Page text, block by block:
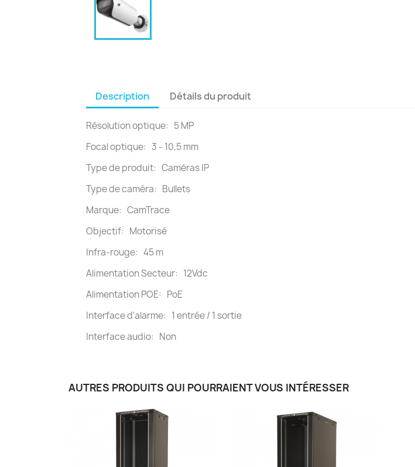
Description Détails du produit
Résolution optique: 5 MP
Focal optique: 3 - 10,5 mm
Type de produit: Caméras IP
Type de caméra: Bullets
Marque: CamTrace
Objectif: Motorisé
Infra-rouge: 45 m
Alimentation Secteur: 12Vdc
Alimentation POE: PoE
Interface d'alarme: 1 entrée / 1 sortie
Interface audio: Non
AUTRES PRODUITS QUI POURRAIENT VOUS INTÉRESSER